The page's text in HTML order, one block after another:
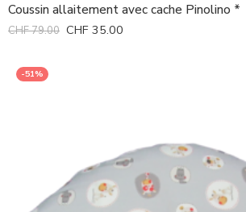
Coussin allaitement avec cache Pinolino *
CHF79.00 CHF 35.00
-51%